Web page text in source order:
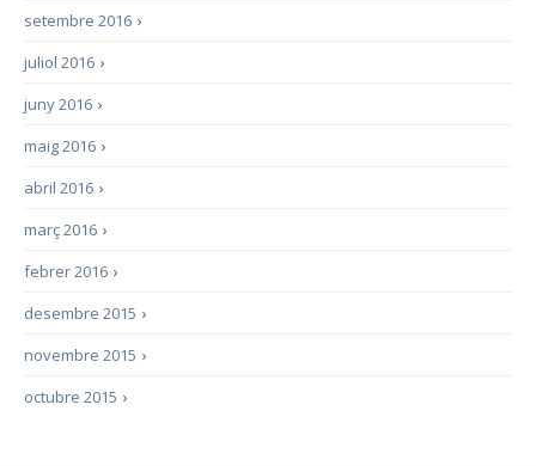
›
setembre 2016
›
juliol 2016
›
juny 2016
›
maig 2016
›
abril 2016
›
març 2016
›
febrer 2016
›
desembre 2015
›
novembre 2015
›
octubre 2015